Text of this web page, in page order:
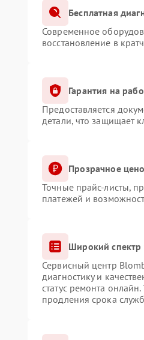
Бесплатная
Современное
восстановление в
Гарантия на
Предоставляется
детали, что защищает
Прозрачное
Точные прайс-листы,
платежей и
Широкий спектр
Сервисный центр
диагностику и
статус ремонта
продления срока